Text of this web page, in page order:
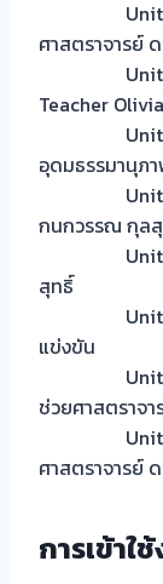
Unit 3: At
ศาสตราจารย์
Unit 4:
Teacher
Unit 5:
อุดมธรรมานุภ
Unit 6:
กนกวรรณ กุล
Unit 7:
สุทธิ์
Unit 8:
แข่งขัน
Unit 9:
ช่วยศาสตราจ
Unit 10:
ศาสตราจารย์
การเข้าใ